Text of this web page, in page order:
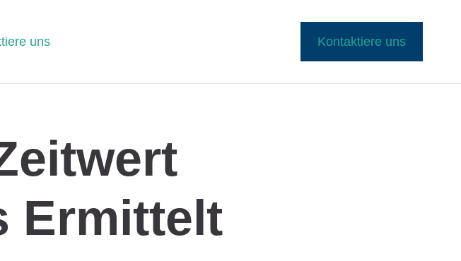
uns Kontaktiere uns
Ermittelt